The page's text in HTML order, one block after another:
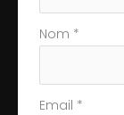
téléphone
Nom *
Email *